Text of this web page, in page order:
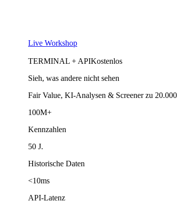
Live Workshop
TERMINAL + APIKostenlos
Sieh, was andere nicht sehen
Fair Value, KI-Analysen & Screener zu
100M+
Kennzahlen
50 J.
Historische Daten
<10ms
API-Latenz